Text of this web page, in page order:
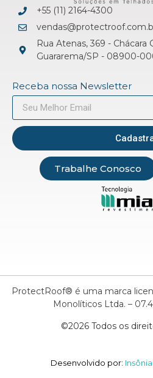
+55 (11) 2164-4300
Rua Atenas, 369 - Chácara
Guararema/SP - 08900-
Receba nossa Newsletter
Trabalhe Conosco
ProtectRoof® é uma marca
Monolíticos Ltda. –
©2026 Todos os
Desenvolvido por: